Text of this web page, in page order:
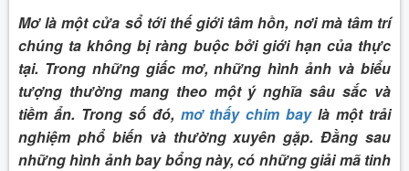
Mơ là một cửa sổ tới thế giới tâm hồn, nơi mà tâm trí
chúng ta không bị ràng buộc bởi giới hạn của thực
tại. Trong những giấc mơ, những hình ảnh và biểu
tượng thường mang theo một ý nghĩa sâu sắc và
tiềm ẩn. Trong số đó, mơ thấy chim baylà một trải
nghiệm phổ biến và thường xuyên gặp. Đằng sau
những hình ảnh bay bổng này, có những giải mã tinh